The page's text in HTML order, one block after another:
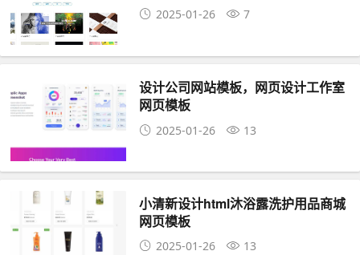
2025-01-26 7
设计公司网站模板，网页设计工作室
网页模板
2025-01-26 13
小清新设计html沐浴露洗护用品商城
网页模板
2025-01-26 13